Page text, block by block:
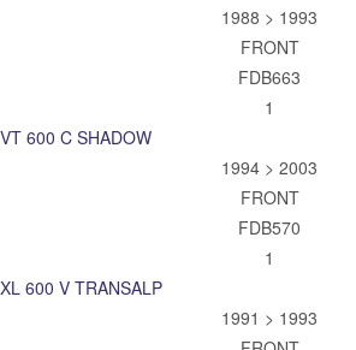
1988 > 1993
FRONT
FDB663
1
VT 600 C SHADOW
1994 > 2003
FRONT
FDB570
1
XL 600 V TRANSALP
1991 > 1993